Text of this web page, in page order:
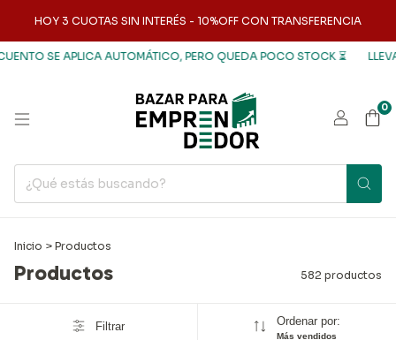
HOY 3 CUOTAS SIN INTERÉS - 10%OFF CON TRANSFERENCIA
PERO QUEDA POCO STOCK ⏳ LLEVATE 3 LIBROS Y
0
Inicio > Productos
Productos 582 productos
Filtrar Ordenar por:
Más vendidos